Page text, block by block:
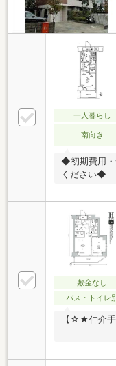
一人暮らし
南向き
◆初期費用・
ください◆
敷金なし
バス・トイレ
【☆★仲介